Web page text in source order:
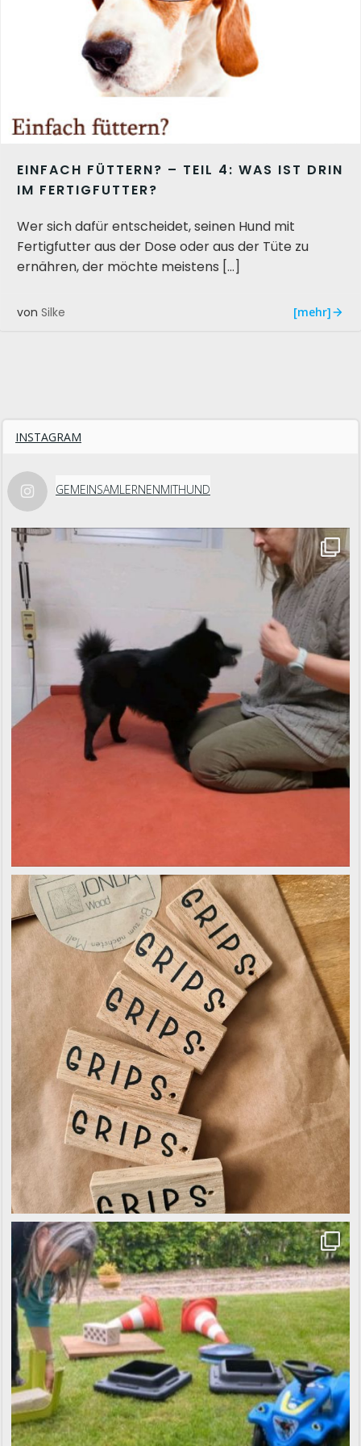
EINFACH FÜTTERN? – TEIL 4: WAS IST DRIN
IM FERTIGFUTTER?
Wer sich dafür entscheidet, seinen Hund mit
Fertigfutter aus der Dose oder aus der Tüte zu
ernähren, der möchte meistens […]
von Silke [mehr]
INSTAGRAM
GEMEINSAMLERNENMITHUND